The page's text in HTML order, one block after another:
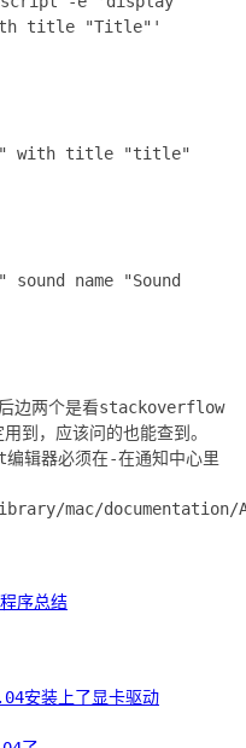
title "Title"'
with title "title"
name "Sound
边两个是看stackoverflow
到，应该问的也能查到。
辑器必须在-在通知中心里
mac/documentation/
序总结
安装上了显卡驱动